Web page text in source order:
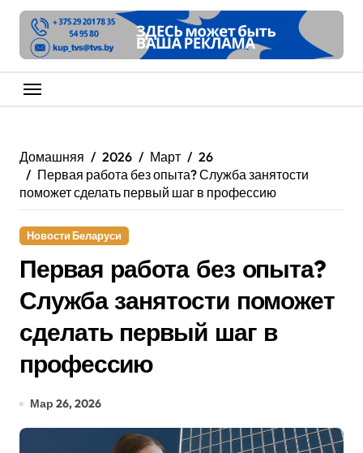
Домашняя 2026 Март
26
Первая работа без опыта? Служба занятости
поможет сделать первый шаг в профессию
Новости Беларуси
Первая работа без опыта?
Служба занятости поможет
сделать первый шаг в
профессию
Мар 26, 2026